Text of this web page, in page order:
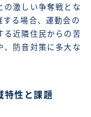
の激しい争奪戦とな
する場合、運動会の
る近隣住民からの苦
、防音対策に多大な
特性と課題